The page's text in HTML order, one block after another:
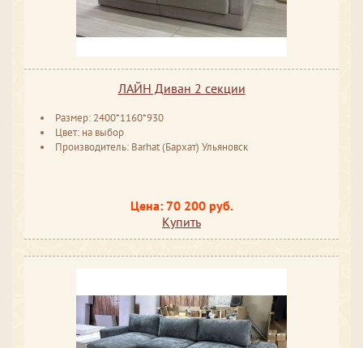
ЛАЙН Диван 2 секции
Размер: 2400*1160*930
Цвет: на выбор
Производитель: Barhat (Бархат) Ульяновск
Цена: 70 200 руб.
Купить